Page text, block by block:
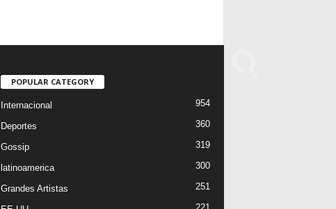
POPULAR CATEGORY
Internacional 954
Deportes 360
Gossip 319
latinoamerica 300
Grandes Artistas 251